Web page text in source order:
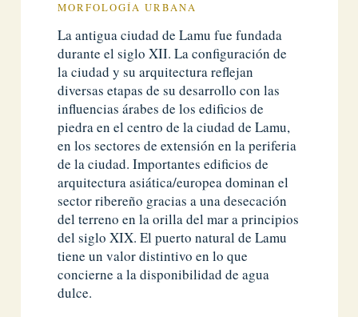
MORFOLOGÍA URBANA
La antigua ciudad de Lamu fue fundada
durante el siglo XII. La configuración de
la ciudad y su arquitectura reflejan
diversas etapas de su desarrollo con las
influencias árabes de los edificios de
piedra en el centro de la ciudad de Lamu,
en los sectores de extensión en la periferia
de la ciudad. Importantes edificios de
arquitectura asiática/europea dominan el
sector ribereño gracias a una desecación
del terreno en la orilla del mar a principios
del siglo XIX. El puerto natural de Lamu
tiene un valor distintivo en lo que
concierne a la disponibilidad de agua
dulce.